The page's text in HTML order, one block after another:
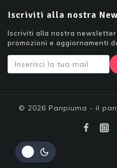
Iscriviti alla nostra
Iscriviti alla nostra
promozioni e aggiornamenti
© 2026 Panpiuma - il